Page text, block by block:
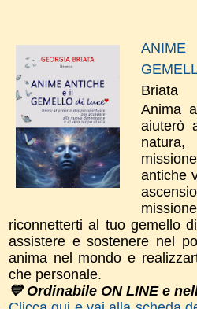
Briata
Anima
aiuterò
antiche
riconnetterti al tuo gemello
assistere e sostenere nel
anima nel mondo e
che personale.
💙 Ordinabile ON LINE e